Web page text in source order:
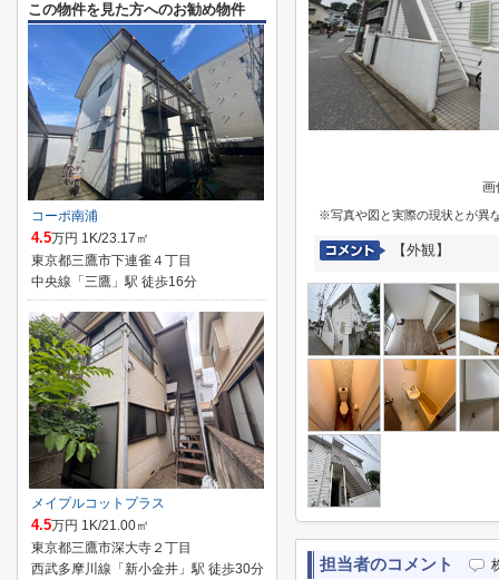
画
※写真や図と実際の現状とが異
【外観】
担当者のコメント
この物件を見た方へのお勧め物件
コーポ南浦
4.5万円 1K/23.17㎡
東京都三鷹市下連雀４丁目
中央線「三鷹」駅 徒歩16分
メイプルコットプラス
4.5万円 1K/21.00㎡
東京都三鷹市深大寺２丁目
西武多摩川線「新小金井」駅 徒歩30分